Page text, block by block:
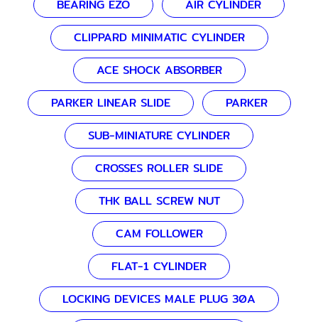
BEARING EZO
AIR CYLINDER
CLIPPARD MINIMATIC CYLINDER
ACE SHOCK ABSORBER
PARKER LINEAR SLIDE
PARKER
SUB-MINIATURE CYLINDER
CROSSES ROLLER SLIDE
THK BALL SCREW NUT
CAM FOLLOWER
FLAT-1 CYLINDER
LOCKING DEVICES MALE PLUG 30A